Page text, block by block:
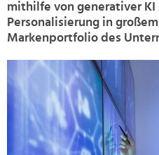
mithilfe von generativer KI
Personalisierung in
Markenportfolio des